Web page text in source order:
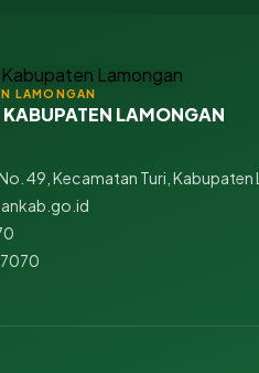
LAMONGAN
LAMONGAN
49, Kecamatan Turi,